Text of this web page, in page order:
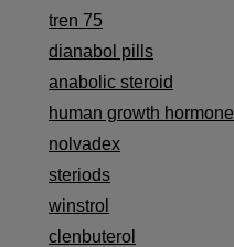
tren 75
dianabol pills
anabolic steroid
human growth hormone
nolvadex
steriods
winstrol
clenbuterol